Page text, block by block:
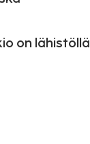
on lähistöllä